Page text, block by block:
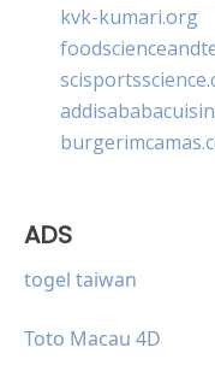
kvk-kumari.org
ADS
togel taiwan
Toto Macau 4D